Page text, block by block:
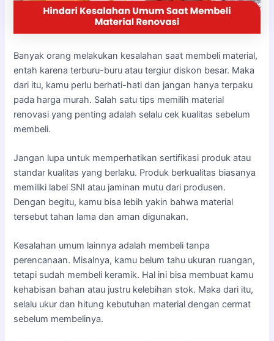
Banyak orang melakukan kesalahan saat membeli material,
entah karena terburu-buru atau tergiur diskon besar. Maka
dari itu, kamu perlu berhati-hati dan jangan hanya terpaku
pada harga murah. Salah satu tips memilih material
renovasi yang penting adalah selalu cek kualitas sebelum
membeli.
Jangan lupa untuk memperhatikan sertifikasi produk atau
standar kualitas yang berlaku. Produk berkualitas biasanya
memiliki label SNI atau jaminan mutu dari produsen.
Dengan begitu, kamu bisa lebih yakin bahwa material
tersebut tahan lama dan aman digunakan.
Kesalahan umum lainnya adalah membeli tanpa
perencanaan. Misalnya, kamu belum tahu ukuran ruangan,
tetapi sudah membeli keramik. Hal ini bisa membuat kamu
kehabisan bahan atau justru kelebihan stok. Maka dari itu,
selalu ukur dan hitung kebutuhan material dengan cermat
sebelum membelinya.